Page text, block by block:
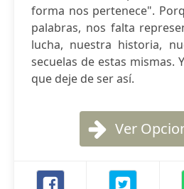
forma nos pertenece".
palabras, nos falta
lucha, nuestra historia,
secuelas de estas mismas.
que deje de ser así.
Ver